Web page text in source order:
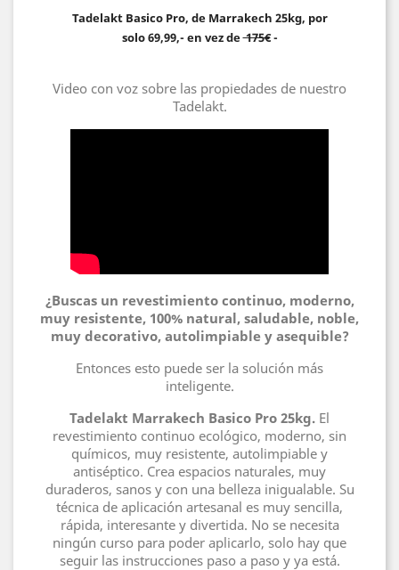
Tadelakt Basico Pro, de Marrakech 25kg, por
solo 69,99,- en vez de175€-
Video con voz sobre las propiedades de nuestro
Tadelakt.
¿Buscas un revestimiento continuo, moderno,
muy resistente, 100% natural, saludable, noble,
muy decorativo, autolimpiable y asequible?
Entonces esto puede ser la solución más
inteligente.
Tadelakt Marrakech Basico Pro 25kg. El
revestimiento continuo ecológico, moderno, sin
químicos, muy resistente, autolimpiable y
antiséptico. Crea espacios naturales, muy
duraderos, sanos y con una belleza inigualable. Su
técnica de aplicación artesanal es muy sencilla,
rápida, interesante y divertida. No se necesita
ningún curso para poder aplicarlo, solo hay que
seguir las instrucciones paso a paso y ya está.